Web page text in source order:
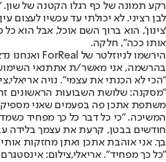
רקע תמונה של כף רגלו הקטנה של שון.
לבן רציני. לא יכולתי עד עכשיו
'צינון', הוא ברוך השם אוכל, אבל הוא
אותו ככה", חלקה.
הירשמו לניוזלטר של ForReal ואנחנו נדאג שלא תפספסו שום דבר חשוב!
בהרשמה, אני מאשר/ת אתתנאי
"הכי לא הכנתי את עצמי". נויה
"מסקנה: שלושת השבועות הראשונים
משתפת אתכן פה בפעמים שאני
המשיכה. "כי כל דבר כל כך מפחיד
חודשים בבטן, קרעת את עצמך בלידה
בך. אני אוהבת אתכן ואתן מחזקות
"כל כך מפחיד". אריאלי,צילום: אינסטגרם